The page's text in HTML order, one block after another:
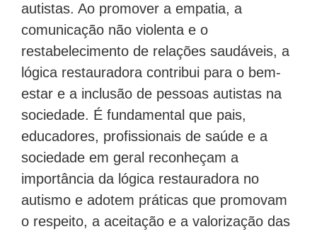
autistas. Ao promover a empatia, a
comunicação não violenta e o
restabelecimento de relações saudáveis, a
lógica restauradora contribui para o bem-
estar e a inclusão de pessoas autistas na
sociedade. É fundamental que pais,
educadores, profissionais de saúde e a
sociedade em geral reconheçam a
importância da lógica restauradora no
autismo e adotem práticas que promovam
o respeito, a aceitação e a valorização das